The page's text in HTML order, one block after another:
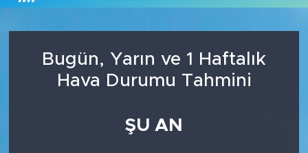
Bugün, Yarın ve 1 Haftalık
Hava Durumu Tahmini
ŞU AN
Tüm Manşetler
Haber Arşivi